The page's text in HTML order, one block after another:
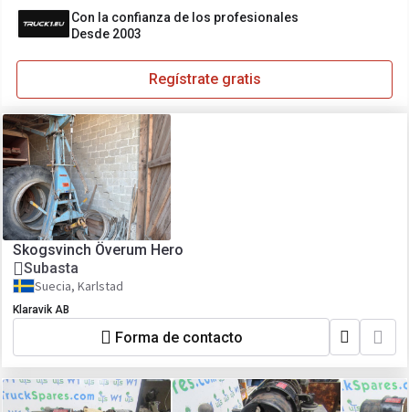
Con la confianza de los profesionales
Desde 2003
Regístrate gratis
Skogsvinch Överum Hero
Subasta
Suecia, Karlstad
Klaravik AB
Forma de contacto